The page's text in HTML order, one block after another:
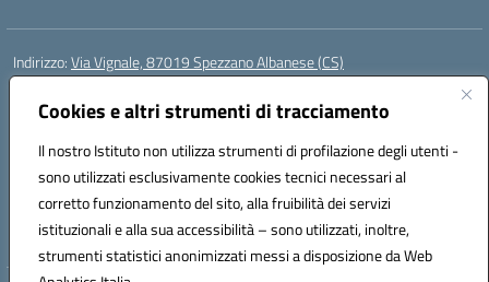
Cookies e altri strumenti di tracciamento
Il nostro Istituto non utilizza strumenti di profilazione degli utenti -
sono utilizzati esclusivamente cookies tecnici necessari al
corretto funzionamento del sito, alla fruibilità dei servizi
istituzionali e alla sua accessibilità – sono utilizzati, inoltre,
strumenti statistici anonimizzati messi a disposizione da Web
Indirizzo:Via Vignale, 87019 Spezzano Albanese (CS)
Centralino:
Posta elettronica certificata (PEC):csic878003@pec.istruzione.it
Codice fiscale: 94018300783
Codice meccanografico:CSIC878003
Codice Indice delle Pubbliche Amministrazioni (IPA): istsc_csic878003
Codice unico di fatturazione (CUF): UFK2HU